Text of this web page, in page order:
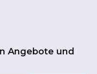
Angebote und